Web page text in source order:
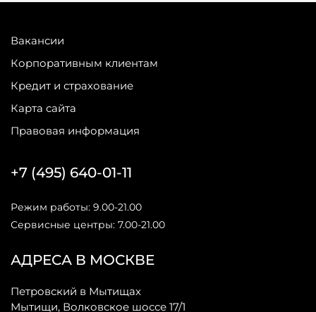
Вакансии
Корпоративным клиентам
Кредит и страхование
Карта сайта
Правовая информация
АДРЕСА В МОСКВЕ
Петровский в Мытищах
Мытищи, Волковское шоссе 17/1
+7 (495) 640-01-11
Режим работы: 9.00-21.00
Сервисные центры: 7.00-21.00